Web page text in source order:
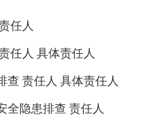
任人
任人 具体责任人
查 责任人 具体责任人
全隐患排查 责任人